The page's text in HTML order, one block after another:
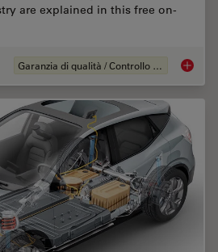
are explained in this free on-
Garanzia di qualità / Controllo di qualità